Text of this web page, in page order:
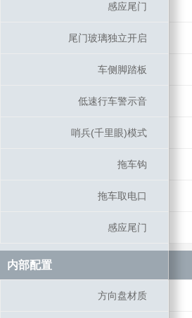
感应尾门
尾门玻璃独立开启
车侧脚踏板
低速行车警示音
哨兵(千里眼)模式
拖车钩
拖车取电口
感应尾门
内部配置
方向盘材质
感应尾门
尾门玻璃独立开启
车侧脚踏板
低速行车警示音
哨兵(千里眼)模式
拖车钩
拖车取电口
感应尾门
内部配置
方向盘材质